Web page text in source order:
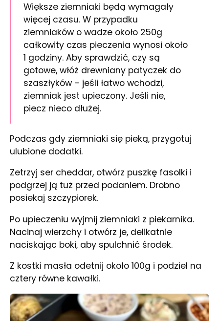
Większe ziemniaki będą wymagały
więcej czasu. W przypadku
ziemniaków o wadze około 250g
całkowity czas pieczenia wynosi około
1 godziny. Aby sprawdzić, czy są
gotowe, włóż drewniany patyczek do
szaszłyków – jeśli łatwo wchodzi,
ziemniak jest upieczony. Jeśli nie,
piecz nieco dłużej.
Podczas gdy ziemniaki się pieką, przygotuj
ulubione dodatki.
Zetrzyj ser cheddar, otwórz puszkę fasolki i
podgrzej ją tuż przed podaniem. Drobno
posiekaj szczypiorek.
Po upieczeniu wyjmij ziemniaki z piekarnika.
Nacinaj wierzchy i otwórz je, delikatnie
naciskając boki, aby spulchnić środek.
Z kostki masła odetnij około 100g i podziel na
cztery równe kawałki.